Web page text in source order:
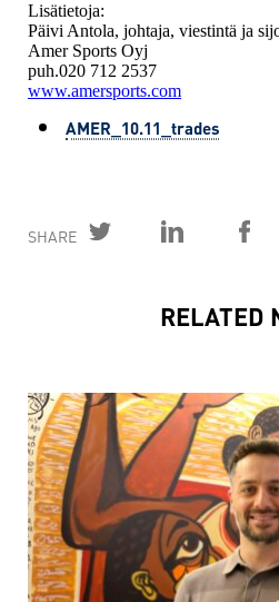
Lisätietoja:
Päivi Antola, johtaja, viestintä ja
Amer Sports Oyj
puh.020 712 2537
www.amersports.com
AMER_10.11_trades
SHARE
RELATED